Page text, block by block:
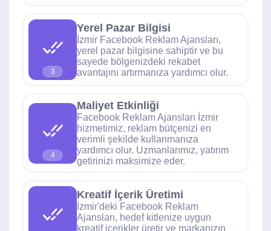
3
Yerel Pazar Bilgisi
İzmir Facebook Reklam Ajansları,
yerel pazar bilgisine sahiptir ve bu
sayede bölgenizdeki rekabet
avantajını artırmanıza yardımcı olur.
4
Maliyet Etkinliği
Facebook Reklam Ajansları İzmir
hizmetimiz, reklam bütçenizi en
verimli şekilde kullanmanıza
yardımcı olur. Uzmanlarımız, yatırım
getirinizi maksimize eder.
Kreatif İçerik Üretimi
İzmir'deki Facebook Reklam
Ajansları, hedef kitlenize uygun
kreatif içerikler üretir ve markanızın